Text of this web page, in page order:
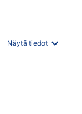
Näytä tiedot